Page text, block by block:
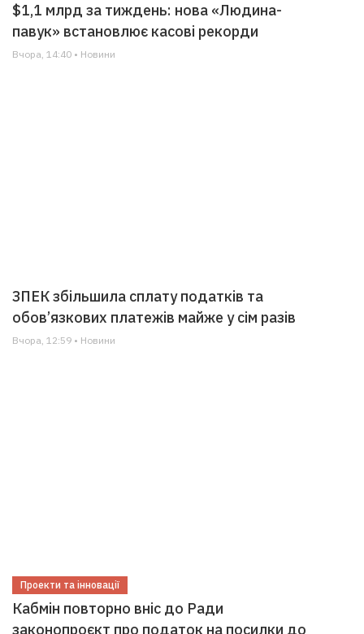
$1,1 млрд за тиждень: нова «Людина-
павук» встановлює касові рекорди
Вчора, 14:40 • Новини
ЗПЕК збільшила сплату податків та
обов’язкових платежів майже у сім разів
Вчора, 12:59 • Новини
Проекти та інновації
Кабмін повторно вніс до Ради
законопроєкт про податок на посилки до